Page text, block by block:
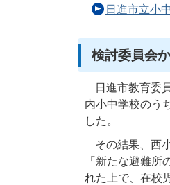
日進市立小
検討委員会
日進市教育委
内小中学校のう
した。
その結果、西
「新たな避難
れた上で、在校